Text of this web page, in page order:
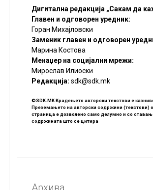
Дигитална редакција „Сакам да
Главен и одговорен уредник:
Горан Михајловски
Заменик главен и одговорен
Марина Костова
Менаџер на социјални мрежи:
Мирослав Илиоски
Редакцијa: sdk@sdk.mk
©SDK.MK Крадењето авторски текстови е
Преземањето на авторски содржини (текстови)
страница е дозволено само делумно и со
содржината што се цитира
Архива